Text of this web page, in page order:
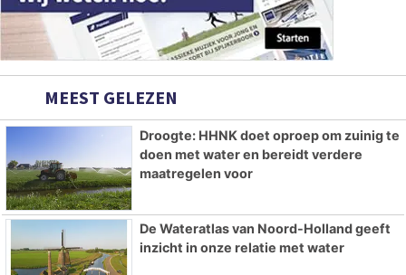
MEEST GELEZEN
Droogte: HHNK doet oproep om zuinig te
doen met water en bereidt verdere
maatregelen voor
De Wateratlas van Noord-Holland geeft
inzicht in onze relatie met water